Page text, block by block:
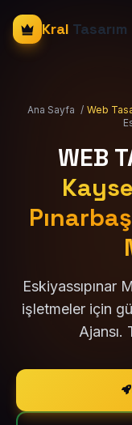
Kral Tasarım
Ana Sayfa / Web
WEB
Eskiyassıpınar
işletmeler için
Ajansı.